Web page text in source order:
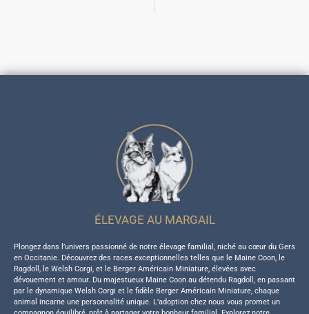
ÉLEVAGE AU MARGAIL
Plongez dans l’univers passionné de notre élevage familial, niché au cœur du Gers
en Occitanie. Découvrez des races exceptionnelles telles que le Maine Coon, le
Ragdoll, le Welsh Corgi, et le Berger Américain Miniature, élevées avec
dévouement et amour. Du majestueux Maine Coon au détendu Ragdoll, en passant
par le dynamique Welsh Corgi et le fidèle Berger Américain Miniature, chaque
animal incarne une personnalité unique. L’adoption chez nous vous promet un